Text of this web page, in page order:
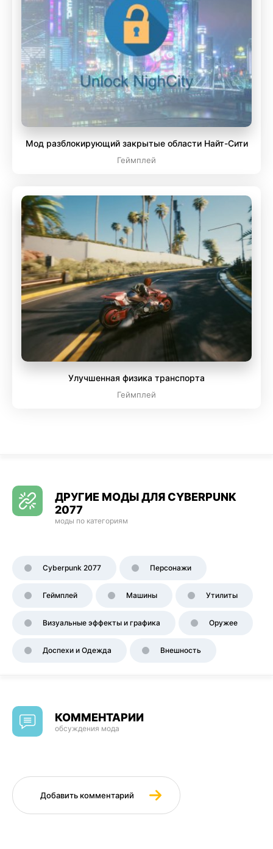
Мод разблокирующий закрытые области Найт-Сити
Геймплей
Улучшенная физика транспорта
Геймплей
ДРУГИЕ МОДЫ ДЛЯ CYBERPUNK
2077
моды по категориям
Cyberpunk 2077 Персонажи
Геймплей Машины Утилиты
Визуальные эффекты и графика Оружее
Доспехи и Одежда Внешность
КОММЕНТАРИИ
обсуждения мода
Добавить комментарий